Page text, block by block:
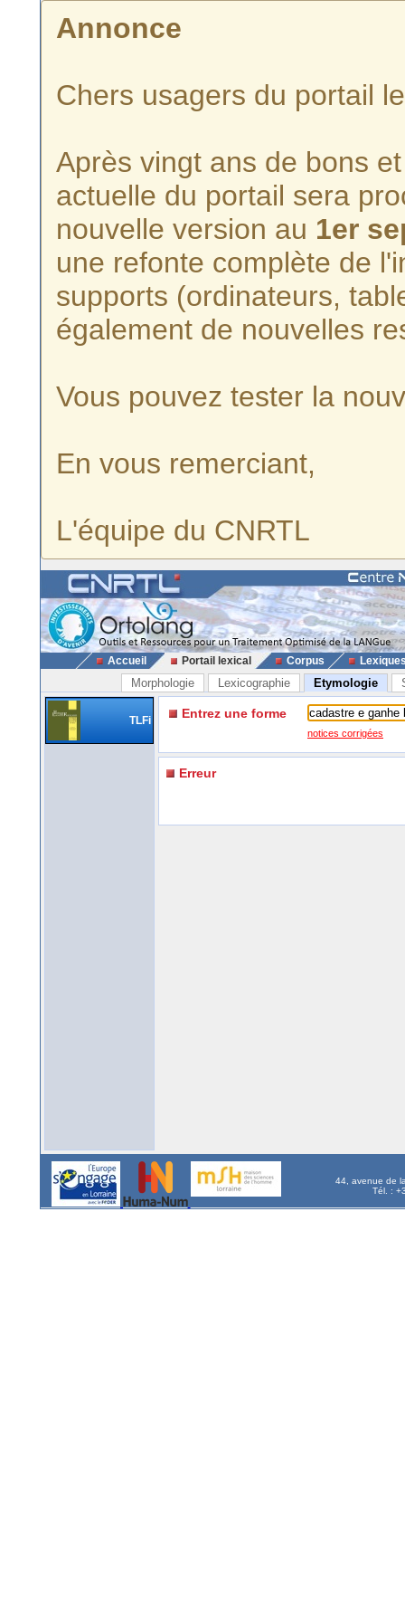
Annonce
Chers usagers du portail
Après vingt ans de bons
actuelle du portail sera
nouvelle version au 1er
une refonte complète de
supports (ordinateurs,
également de nouvelles
Vous pouvez tester la
En vous remerciant,
L'équipe du CNRTL
Accueil Portail lexical Corpus
Morphologie Lexicographie Etymologie
TLFi Entrez une forme
notices corrigées
Erreur
44, avenue de
Tél. :